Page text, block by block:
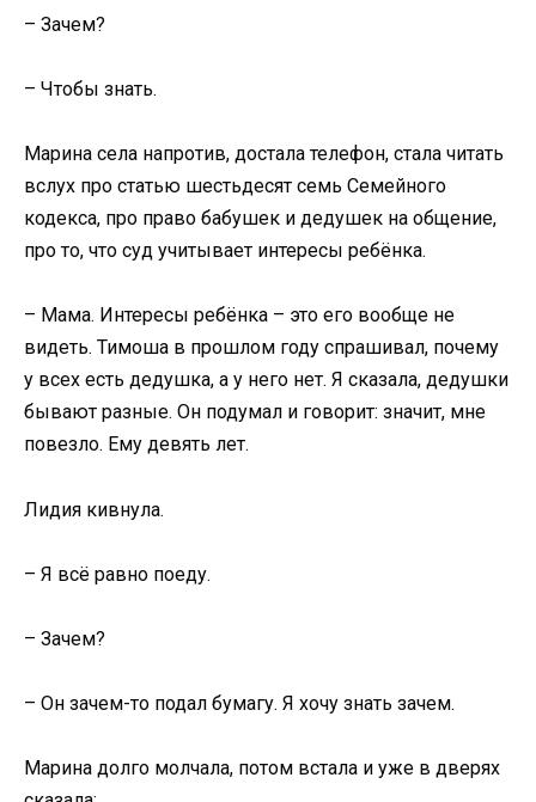
– Зачем?
– Чтобы знать.
Марина села напротив, достала телефон, стала читать
вслух про статью шестьдесят семь Семейного
кодекса, про право бабушек и дедушек на общение,
про то, что суд учитывает интересы ребёнка.
– Мама. Интересы ребёнка – это его вообще не
видеть. Тимоша в прошлом году спрашивал, почему
у всех есть дедушка, а у него нет. Я сказала, дедушки
бывают разные. Он подумал и говорит: значит, мне
повезло. Ему девять лет.
Лидия кивнула.
– Я всё равно поеду.
– Зачем?
– Он зачем-то подал бумагу. Я хочу знать зачем.
Марина долго молчала, потом встала и уже в дверях